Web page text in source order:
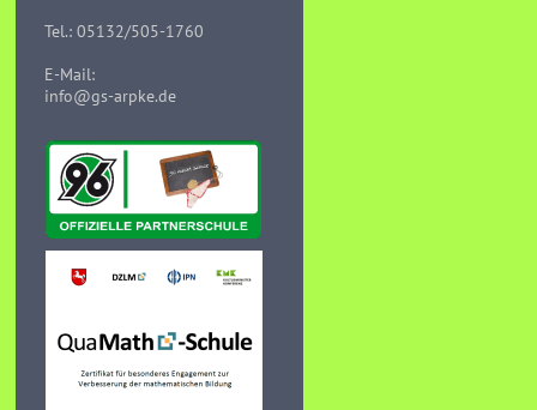
Tel.: 05132/505-1760
E-Mail:
info@gs-arpke.de